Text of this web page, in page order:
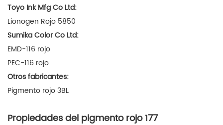
Toyo Ink Mfg Co Ltd:
Lionogen Rojo 5850
Sumika Color Co Ltd:
EMD-116 rojo
PEC-116 rojo
Otros fabricantes:
Pigmento rojo 3BL
Propiedades del pigmento rojo 177